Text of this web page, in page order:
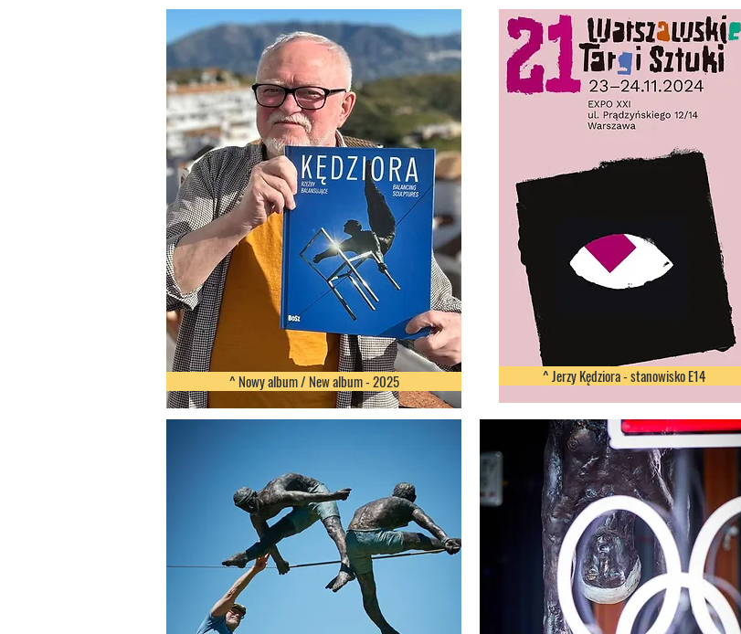
^ Nowy album / New album - 2025 ^ Jerzy Kędziora - stanowisko E14